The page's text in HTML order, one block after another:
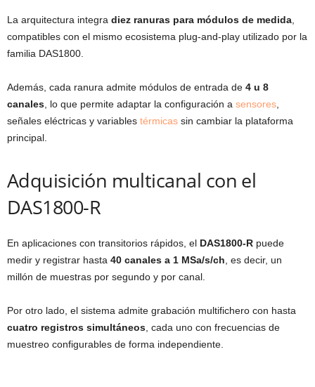
La arquitectura integra diez ranuras para módulos de medida
compatibles con el mismo ecosistema plug-and-play utilizado por la
familia DAS1800.
Además, cada ranura admite módulos de entrada de 4 u 8
canales , lo que permite adaptar la configuración a sensores
señales eléctricas y variables térmicas sin cambiar la plataforma
principal.
Adquisición multicanal con el
DAS1800-R
En aplicaciones con transitorios rápidos, el DAS1800-R puede
medir y registrar hasta 40 canales a 1 MSa/s/ch , es decir, un
millón de muestras por segundo y por canal.
Por otro lado, el sistema admite grabación multifichero con hasta
cuatro registros simultáneos , cada uno con frecuencias de
muestreo configurables de forma independiente.